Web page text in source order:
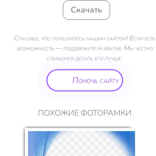
Скачать
Спасибо, что пользуетесь нашим сайтом! Если есть
возможность — поддержите развитие. Мы честно
стараемся делать его лучше.
Помочь сайту
ПОХОЖИЕ ФОТОРАМКИ